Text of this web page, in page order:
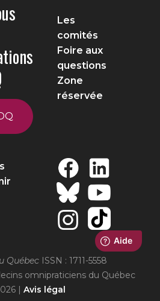
Les
comités
Foire aux
questions
Zone
réservée
Québec ISSN : 1711-5558
omnipraticiens du Québec
| Avis légal